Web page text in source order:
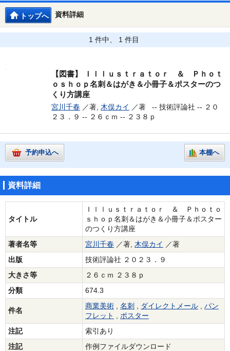
資料詳細
トップへ
1 件中、 1 件目
【図書】
Ｉｌｌｕｓｔｒａｔｏｒ ＆ Ｐｈｏｔ
ｏｓｈｏｐ名刺＆はがき＆小冊子＆ポスターのつ
くり方講座
宮川千春 ／著, 木俣カイ ／著 -- 技術評論社 -- ２０
２３．９ -- ２６ｃｍ -- ２３８ｐ
予約申込へ 本棚へ
資料詳細
タイトル
Ｉｌｌｕｓｔｒａｔｏｒ ＆ Ｐｈｏｔｏ
ｓｈｏｐ名刺＆はがき＆小冊子＆ポスター
のつくり方講座
著者名等
宮川千春 ／著, 木俣カイ ／著
出版
技術評論社 ２０２３．９
大きさ等
２６ｃｍ ２３８ｐ
分類
674.3
件名
商業美術 , 名刺 , ダイレクトメール , パン
フレット , ポスター
注記
索引あり
注記
作例ファイルダウンロード